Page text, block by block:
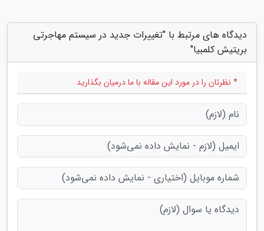
دیدگاه های مرتبط با "تغییرات جدید در سیستم مهاجرتی
بریتیش کلمبیا"
* نظرتان را در مورد این مقاله با ما درمیان بگذارید